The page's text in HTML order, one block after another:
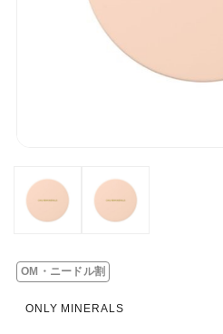
OM・ニードル割
ONLY MINERALS